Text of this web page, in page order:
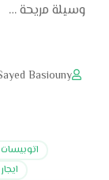
وسيلة مريحة …
Basiouny